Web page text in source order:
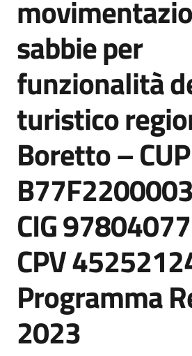
Tutti
gli
Seguici
su
sabbie per
funzionalità
turistico
Boretto – CUP
CIG
CPV
Programma
2023